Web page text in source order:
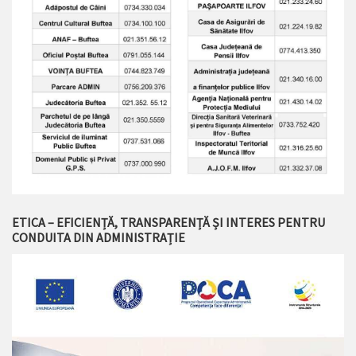
ETICA – EFICIENȚĂ, TRANSPARENȚĂ ȘI INTERES PENTRU
CONDUITA DIN ADMINISTRAȚIE